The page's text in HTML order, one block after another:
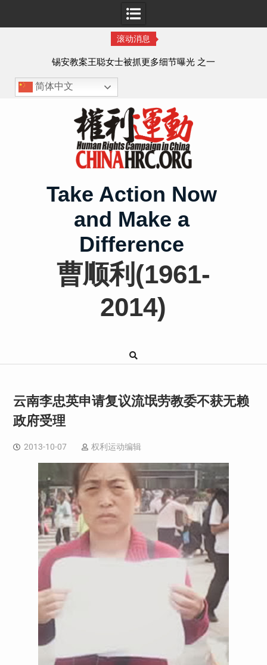
滚动消息
锡安教案王聪女士被抓更多细节曝光 之一
简体中文
Take Action Now
and Make a
Difference
曹顺利(1961-
2014)
云南李忠英申请复议流氓劳教委不获无赖
政府受理
2013-10-07 权利运动编辑